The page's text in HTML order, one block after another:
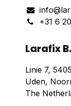
+31 6
Larafix
Linie 7,
Uden,
The